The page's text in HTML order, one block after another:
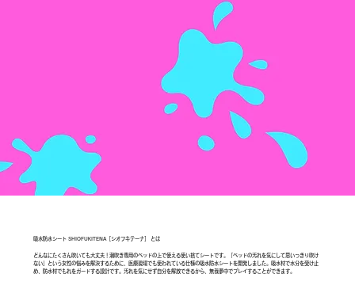
吸水防水シート SHIOFUKITENA［シオフキテーナ］ とは
どんなにたくさん吹いても大丈夫！潮吹き専用のベッドの上で使える使い捨てシートです。「ベッドの汚れを気にして思いっきり吹け
ない」という女性の悩みを解決するために、医療現場でも使われている仕様の吸水防水シートを開発しました。吸水材で水分を受け止
め、防水材でもれをガードする設計です。汚れを気にせず自分を解放できるから、無我夢中でプレイすることができます。